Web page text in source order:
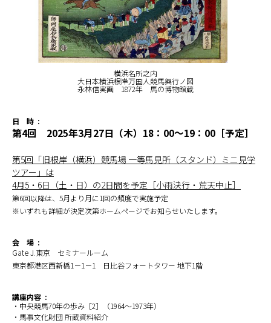
横浜名所之内
大日本横浜根岸万国人競馬興行ノ図
永林信実画 1872年 馬の博物館蔵
日 時 :
第4回 2025年3月27日（木）18：00～19：00［予定］
第5回「旧根岸（横浜）競馬場 一等馬見所（スタンド）ミニ見学
ツアー」は
4月5・6日（土・日）の2日間を予定［小雨決行・荒天中止］
第6回以降は、5月より月に1回の頻度で実施予定
※いずれも詳細が決定次第ホームページでお知らせいたします。
会 場 :
Gate J.東京 セミナールーム
東京都港区西新橋1－1－1 日比谷フォートタワー 地下1階
講座内容 :
・中央競馬70年の歩み［2］（1964～1973年）
・馬事文化財団 所蔵資料紹介